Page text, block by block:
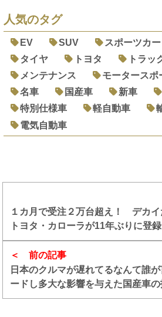
人気のタグ
EV SUV スポーツカー
タイヤ
トヨタ トラッ
メンテナンス
モータースポ
名車
国産車 新車
特別仕様車
軽自動車
電気自動車
前の記事
日本のクルマが遅れてるなんて誰
ードし多大な影響を与えた国産車
１カ月で受注２万台超え！ デカイ
トヨタ・カローラが11年ぶりに登
ワケ